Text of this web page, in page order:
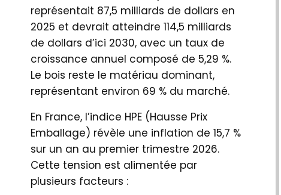
représentait 87,5 milliards de dollars en
2025 et devrait atteindre 114,5 milliards
de dollars d’ici 2030, avec un taux de
croissance annuel composé de 5,29 %.
Le bois reste le matériau dominant,
représentant environ 69 % du marché.
En France, l’indice HPE (Hausse Prix
Emballage) révèle une inflation de 15,7 %
sur un an au premier trimestre 2026.
Cette tension est alimentée par
plusieurs facteurs :